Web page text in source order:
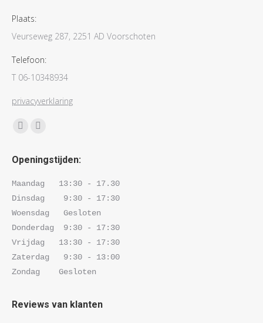
Plaats:
Veurseweg 287, 2251 AD Voorschoten
Telefoon:
T 06-10348934
privacyverklaring
Vind ons op:
Facebook
opens
new
window
Instagram
opens
window
Openingstijden:
Maandag   13:30 - 17.30
Dinsdag    9:30 - 17:30
Woensdag   Gesloten
Donderdag  9:30 - 17:30
Vrijdag   13:30 - 17:30
Zaterdag   9:30 - 13:00
Zondag    Gesloten
Reviews van klanten